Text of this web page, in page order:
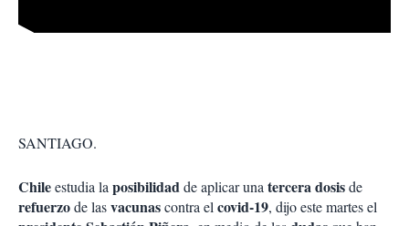
SANTIAGO.
Chileestudia la posibilidadde aplicar una tercera dosisde
refuerzode lasvacunascontra el covid-19, dijo este martes el